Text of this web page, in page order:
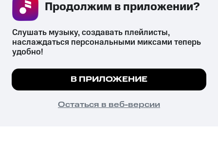
СКАЧАТЬ ПРИЛОЖЕНИЕ
психотропных веществ, их аналогов причиняет вред здоровью,
их незаконный оборот запрещён и влечёт установленную
законодательством ответственность.
© 2026 ООО «КИОН».
Все права защищены
Мы используем куки, чтобы на сайте все
Подробнее
ПОНЯТНО
Слушать музыку, создавать плейлисты,
наслаждаться персональными миксами теперь
удобно!
В ПРИЛОЖЕНИЕ
Остаться в веб-версии